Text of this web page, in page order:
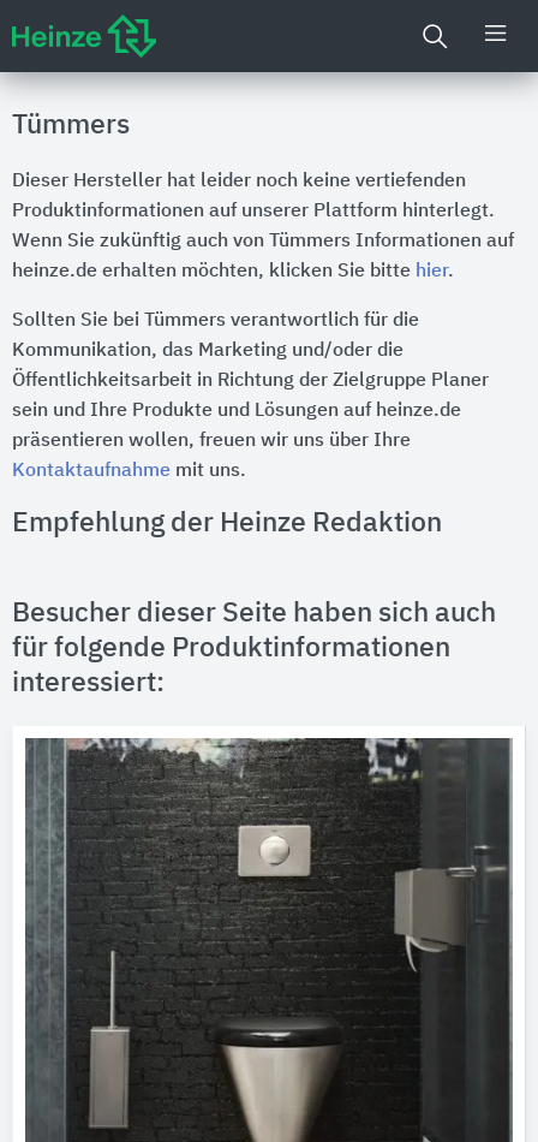
Tümmers
Dieser Hersteller hat leider noch keine vertiefenden
Produktinformationen auf unserer Plattform hinterlegt.
Wenn Sie zukünftig auch von Tümmers Informationen auf
heinze.de erhalten möchten, klicken Sie bitte hier.
Sollten Sie bei Tümmers verantwortlich für die
Kommunikation, das Marketing und/oder die
Öffentlichkeitsarbeit in Richtung der Zielgruppe Planer
sein und Ihre Produkte und Lösungen auf heinze.de
präsentieren wollen, freuen wir uns über Ihre
Kontaktaufnahme mit uns.
Empfehlung der Heinze Redaktion
Besucher dieser Seite haben sich auch
für folgende Produktinformationen
interessiert: